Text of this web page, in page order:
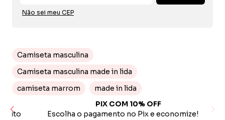
Não sei meu CEP
Camiseta masculina
Camiseta masculina made in lida
camiseta marrom
made in lida
PIX COM 10% OFF
Escolha o pagamento no Pix e economize!